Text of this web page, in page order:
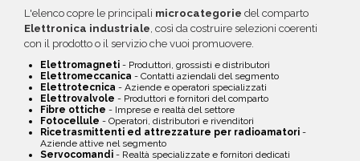
L'elenco copre le principali microcategorie del comparto
Elettronica industriale , così da costruire selezioni coerenti
con il prodotto o il servizio che vuoi promuovere.
Elettromagneti - Produttori, grossisti e distributori
Elettromeccanica - Contatti aziendali del segmento
Elettrotecnica - Aziende e operatori specializzati
Elettrovalvole - Produttori e fornitori del comparto
Fibre ottiche - Imprese e realtà del settore
Fotocellule - Operatori, distributori e rivenditori
Ricetrasmittenti ed attrezzature per radioamatori -
Aziende attive nel segmento
Servocomandi - Realtà specializzate e fornitori dedicati